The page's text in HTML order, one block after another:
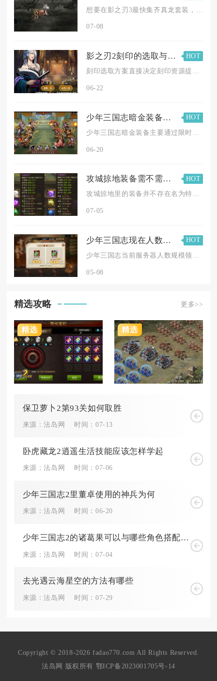
07-08
影之刃2刻印的选取与提升攻略有何关联
HOT
刻印选取方案直接决定刻印资源提升的方向、材料分配优先级以及最...
06-22
少年三国志暗金装备需到何处获取
HOT
06-20
攻城掠地装备需不需要特殊清洗剂
HOT
攻城掠地里的装备并不存在名为特殊清洗剂的专属消耗道具，装备属...
07-05
少年三国志现在人数最多的军团是哪个
HOT
05-08
精选攻略 更多>>
精选 精选
保卫萝卜2第93关如何取胜
来源：法岛网 时间：07-13
卧虎藏龙2逍遥生活技能应该怎样学起
来源：法岛网 时间：07-06
少年三国志2里董卓使用的神兵为何
来源：法岛网 时间：06-20
少年三国志2的诸葛果可以与哪些角色搭配使用
来源：法岛网 时间：07-04
去光遇云海星空的方法有哪些
来源：法岛网 时间：07-29
Copyright © 2018-2026 fadao770.com All Rights Reserved.
法岛网 版权所有 鄂ICP备2023001705号-14